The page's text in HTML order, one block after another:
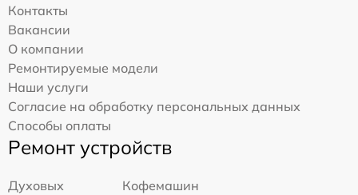
Контакты
Вакансии
О компании
Ремонтируемые модели
Наши услуги
Согласие на обработку персональных данных
Способы оплаты
Ремонт устройств
Духовых
Кофемашин